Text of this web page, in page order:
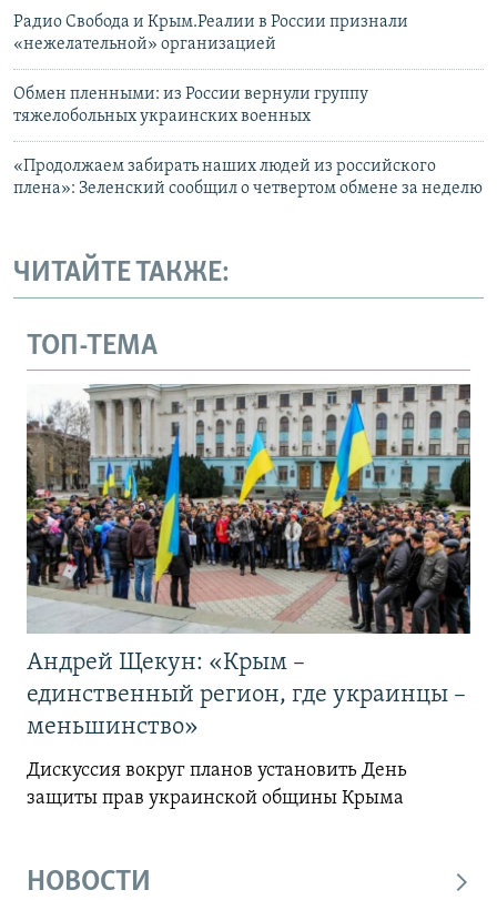
Радио Свобода и Крым.Реалии в России признали
«нежелательной» организацией
Обмен пленными: из России вернули группу
тяжелобольных украинских военных
«Продолжаем забирать наших людей из российского
плена»: Зеленский сообщил о четвертом обмене за неделю
ЧИТАЙТЕ ТАКЖЕ:
ТОП-ТЕМА
Андрей Щекун: «Крым –
единственный регион, где украинцы –
меньшинство»
Дискуссия вокруг планов установить День
защиты прав украинской общины Крыма
НОВОСТИ